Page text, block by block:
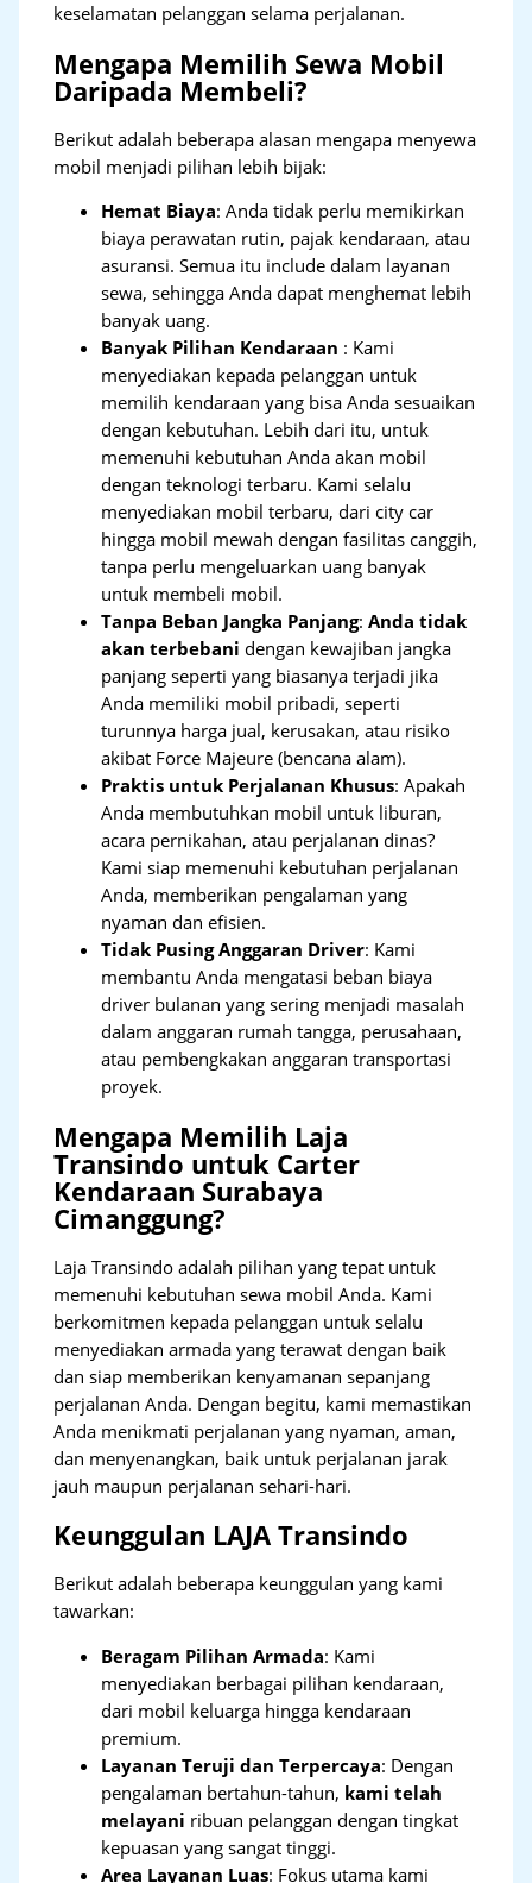
keselamatan pelanggan selama perjalanan.
Mengapa Memilih Sewa Mobil
Daripada Membeli?
Berikut adalah beberapa alasan mengapa menyewa
mobil menjadi pilihan lebih bijak:
Hemat Biaya: Anda tidak perlu memikirkan
biaya perawatan rutin, pajak kendaraan, atau
asuransi. Semua itu include dalam layanan
sewa, sehingga Anda dapat menghemat lebih
banyak uang.
Banyak Pilihan Kendaraan : Kami
menyediakan kepada pelanggan untuk
memilih kendaraan yang bisa Anda sesuaikan
dengan kebutuhan. Lebih dari itu, untuk
memenuhi kebutuhan Anda akan mobil
dengan teknologi terbaru. Kami selalu
menyediakan mobil terbaru, dari city car
hingga mobil mewah dengan fasilitas canggih,
tanpa perlu mengeluarkan uang banyak
untuk membeli mobil.
Tanpa Beban Jangka Panjang:Anda tidak
akan terbebani dengan kewajiban jangka
panjang seperti yang biasanya terjadi jika
Anda memiliki mobil pribadi, seperti
turunnya harga jual, kerusakan, atau risiko
akibat Force Majeure (bencana alam).
Praktis untuk Perjalanan Khusus: Apakah
Anda membutuhkan mobil untuk liburan,
acara pernikahan, atau perjalanan dinas?
Kami siap memenuhi kebutuhan perjalanan
Anda, memberikan pengalaman yang
nyaman dan efisien.
Tidak Pusing Anggaran Driver: Kami
membantu Anda mengatasi beban biaya
driver bulanan yang sering menjadi masalah
dalam anggaran rumah tangga, perusahaan,
atau pembengkakan anggaran transportasi
proyek.
Mengapa Memilih Laja
Transindo untuk Carter
Kendaraan Surabaya
Cimanggung?
Laja Transindo adalah pilihan yang tepat untuk
memenuhi kebutuhan sewa mobil Anda. Kami
berkomitmen kepada pelanggan untuk selalu
menyediakan armada yang terawat dengan baik
dan siap memberikan kenyamanan sepanjang
perjalanan Anda. Dengan begitu, kami memastikan
Anda menikmati perjalanan yang nyaman, aman,
dan menyenangkan, baik untuk perjalanan jarak
jauh maupun perjalanan sehari-hari.
Keunggulan LAJA Transindo
Berikut adalah beberapa keunggulan yang kami
tawarkan:
Beragam Pilihan Armada: Kami
menyediakan berbagai pilihan kendaraan,
dari mobil keluarga hingga kendaraan
premium.
Layanan Teruji dan Terpercaya: Dengan
pengalaman bertahun-tahun, kami telah
melayani ribuan pelanggan dengan tingkat
kepuasan yang sangat tinggi.
Area Layanan Luas: Fokus utama kami